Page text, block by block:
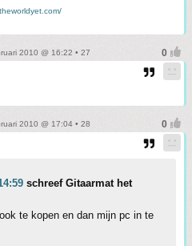
2010 @ 16:22 • 27
2010 @ 17:04 • 28
schreef Gitaarmat het
te kopen en dan mijn pc in te